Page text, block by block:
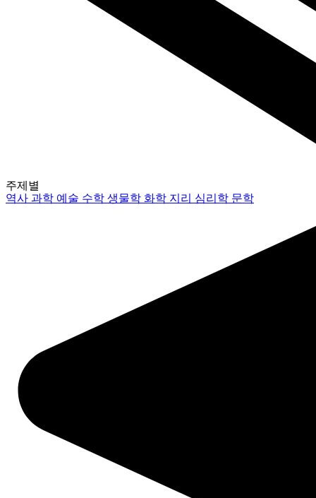
주제별
역사과학 예술 수학생물학 화학 지리 심리학 문학